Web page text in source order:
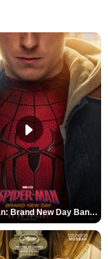
Spider-Man: Brand New Day Bande-annonce VO STFR